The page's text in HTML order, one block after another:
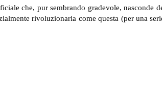
che, pur sembrando gradevole, nasconde
rivoluzionaria come questa (per una